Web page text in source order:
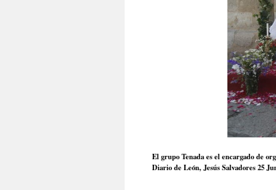
El grupo Tenada es el encargado de
Diario de León, Jesús Salvadores 25